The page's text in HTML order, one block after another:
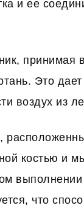
и ее
принимая
Это
воздух из
костью и
что